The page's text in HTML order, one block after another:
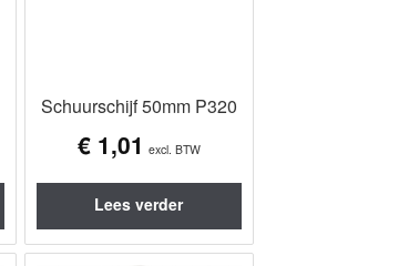
Schuurschijf 50mm P320
€1,01 excl. BTW
Lees verder